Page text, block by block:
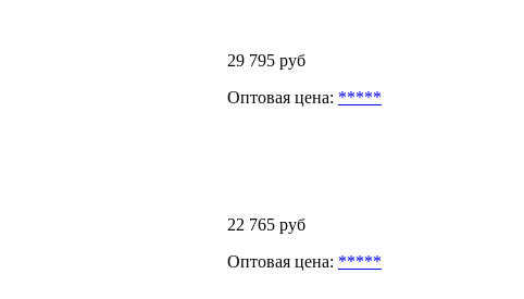
29 795 руб
Оптовая цена: *****
22 765 руб
Оптовая цена: *****